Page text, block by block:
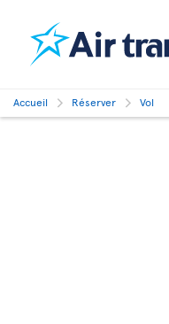
Accueil Réserver Vol